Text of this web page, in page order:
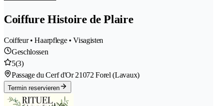
Coiffure Histoire de Plaire
Coiffeur • Haarpflege • Visagisten
Geschlossen
5(3)
Passage du Cerf d'Or 21072 Forel (Lavaux)
Termin reservieren